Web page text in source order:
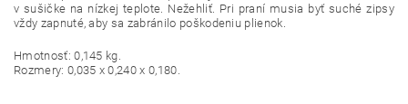
v sušičke na nízkej teplote. Nežehliť. Pri praní musia byť suché zipsy
vždy zapnuté, aby sa zabránilo poškodeniu plienok.
Hmotnosť: 0,145 kg.
Rozmery: 0,035 x 0,240 x 0,180.